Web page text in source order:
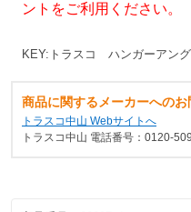
ントをご利用ください。
KEY:トラスコ ハンガーアン
商品に関するメーカーへのお
トラスコ中山 Webサイトへ
トラスコ中山 電話番号：0120-